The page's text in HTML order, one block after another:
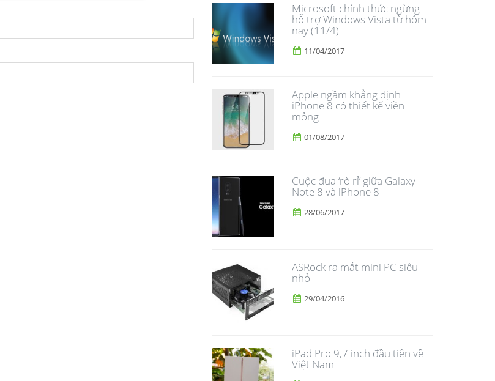
Microsoft chính thức ngừng
hỗ trợ Windows Vista từ hôm
nay (11/4)
11/04/2017
Apple ngầm khẳng định
iPhone 8 có thiết kế viền
mỏng
01/08/2017
​Cuộc đua ‘rò rỉ’ giữa Galaxy
Note 8 và iPhone 8
28/06/2017
ASRock ra mắt mini PC siêu
nhỏ
29/04/2016
iPad Pro 9,7 inch đầu tiên về
Việt Nam